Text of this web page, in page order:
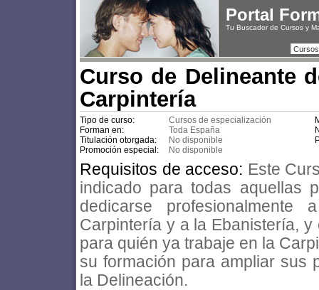
Portal
Tu Buscador de Cursos y
Curso de Delineante
Carpintería
Tipo de curso: Cursos de especialización
Forman en:
Toda España
Titulación otorgada:
No disponible
Promoción especial:
No disponible
Requisitos de acceso: Este
indicado para todas aquellas
dedicarse profesionalmente
Carpintería y a la Ebanistería,
para quién ya trabaje en la
su formación para ampliar sus
la Delineación.